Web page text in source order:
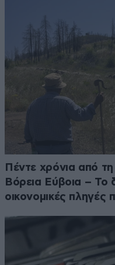
Πέντε χρόνια από
Βόρεια Εύβοια – Το
οικονομικές πληγές